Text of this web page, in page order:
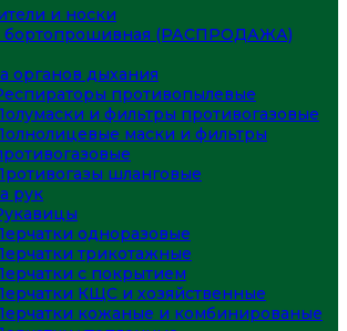
и носки
бортопрошивная (РАСПРОДАЖА)
органов дыхания
противопылевые
и фильтры противогазовые
маски и фильтры
шланговые
рук
одноразовые
трикотажные
с покрытием
КЩС и хозяйственные
кожаные и комбинированые